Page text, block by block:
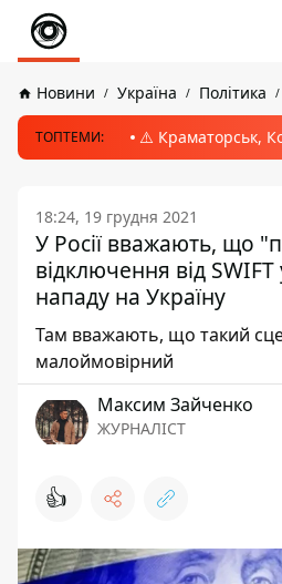
Новини Україна Політика
ТОПТЕМИ: ⚠️ Краматорськ,
18:24, 19 грудня 2021
У Росії вважають, що
відключення від SWIFT
нападу на Україну
Там вважають, що такий
малоймовірний
Максим Зайченко
ЖУРНАЛІСТ
👍